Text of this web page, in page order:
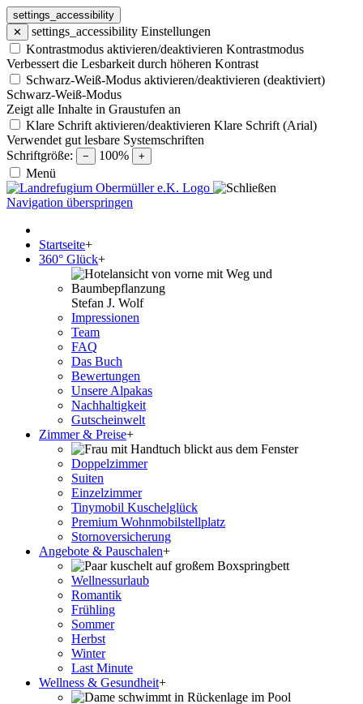
settings_accessibility
✕
settings_accessibility Einstellungen
Kontrastmodus aktivieren/deaktivieren Kontrastmodus
Verbessert die Lesbarkeit durch höheren Kontrast
Schwarz-Weiß-Modus aktivieren/deaktivieren (deaktiviert)
Schwarz-Weiß-Modus
Zeigt alle Inhalte in Graustufen an
Klare Schrift aktivieren/deaktivieren Klare Schrift (Arial)
Verwendet gut lesbare Systemschriften
Schriftgröße:
− 100% +
Menü
Navigation überspringen
Startseite+
360° Glück+
Stefan J. Wolf
Impressionen
Team
FAQ
Das Buch
Bewertungen
Unsere Alpakas
Nachhaltigkeit
Gutscheinwelt
Zimmer & Preise+
Doppelzimmer
Suiten
Einzelzimmer
Tinymobil Kuschelglück
Premium Wohnmobilstellplatz
Stornoversicherung
Angebote & Pauschalen+
Wellnessurlaub
Romantik
Frühling
Sommer
Herbst
Winter
Last Minute
Wellness & Gesundheit+